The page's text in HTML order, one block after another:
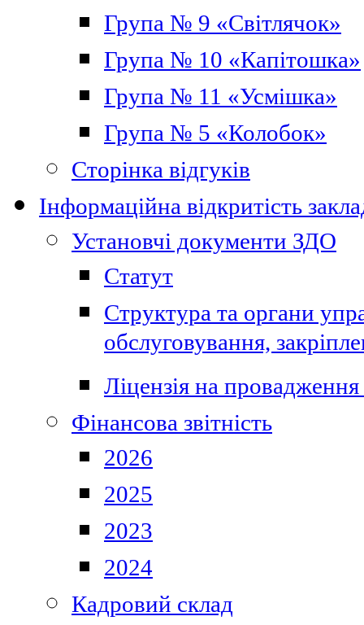
Група № 9 «Світлячок»
Група № 10 «Капітошка»
Група № 11 «Усмішка»
Група № 5 «Колобок»
Сторінка відгуків
Інформаційна відкритість
Установчі документи ЗДО
Статут
Структура та органи
обслуговування,
Ліцензія на провадження
Фінансова звітність
2026
2025
2023
2024
Кадровий склад